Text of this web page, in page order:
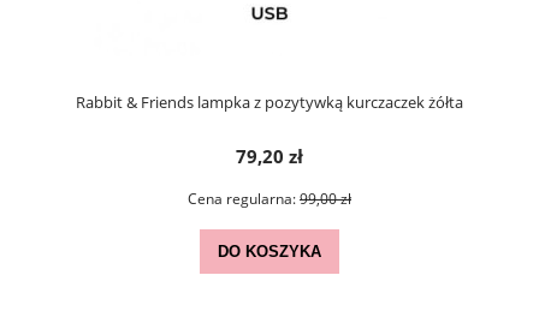
Rabbit & Friends lampka z pozytywką kurczaczek żółta
79,20 zł
Cena regularna:99,00 zł
DO KOSZYKA